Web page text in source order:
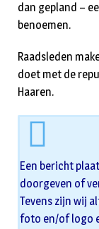
dan gepland –
benoemen.
Raadsleden
doet met de
Haaren.
Een bericht
doorgeven of
Tevens zijn wij
foto en/of logo